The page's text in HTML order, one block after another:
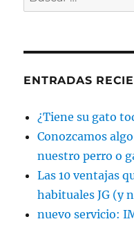
por:
ENTRADAS
¿Tiene su gato
Conozcamos
nuestro perro o
Las 10 ventajas
habituales JG (y
nuevo servicio: